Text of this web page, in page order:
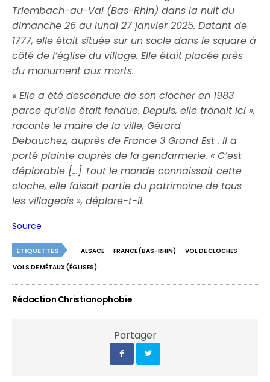
Triembach-au-Val (Bas-Rhin) dans la nuit du
dimanche 26 au lundi 27 janvier 2025. Datant de
1777, elle était située sur un socle dans le square à
côté de l’église du village. Elle était placée près
du monument aux morts.
« Elle a été descendue de son clocher en 1983
parce qu’elle était fendue. Depuis, elle trônait ici »,
raconte le maire de la ville, Gérard
Debauchez, auprès de France 3 Grand Est . Il a
porté plainte auprès de la gendarmerie. « C’est
déplorable […] Tout le monde connaissait cette
cloche, elle faisait partie du patrimoine de tous
les villageois », déplore-t-il.
Source
ÉTIQUETTES ALSACE FRANCE (BAS-RHIN)
VOL DE CLOCHES
VOLS DE MÉTAUX (ÉGLISES)
Rédaction Christianophobie
Partager